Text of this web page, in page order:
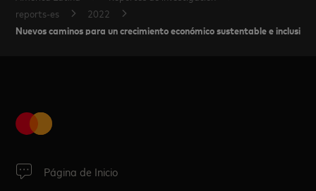
reports-es
2022
Nuevos caminos para un crecimiento económico sustentable e
Página de Inicio